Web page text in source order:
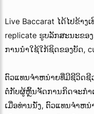
Live Baccarat ໄດ້ໄປຂ້າ
replicate ຮູບລັກສະນະຂອ
ການນໍາໃຊ້ໃກ້ຊິດຂອງບັດ,
ຕົວແທນຈໍາຫນ່າຍທີ່ມີຊີວິດຊີ
ຕໍ່ກັບຜູ້ຫຼິ້ນຈັດການກິດຈະກໍາ
ເມື່ອທ່ານນັ່ງ, ຕົວແທນຈໍາຫ